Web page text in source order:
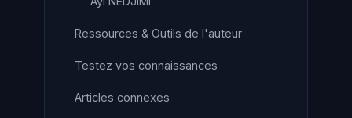
Ressources & Outils de l'auteur
Testez vos connaissances
Articles connexes